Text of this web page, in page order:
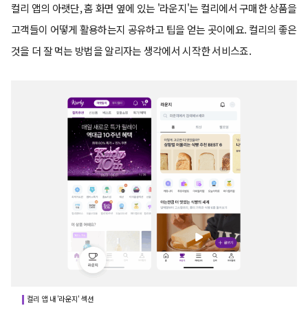
컬리 앱의 아랫단, 홈 화면 옆에 있는 '라운지'는 컬리에서 구매한 상품을
고객들이 어떻게 활용하는지 공유하고 팁을 얻는 곳이에요. 컬리의 좋은
것을 더 잘 먹는 방법을 알리자는 생각에서 시작한 서비스죠.
컬리 앱 내 '라운지' 섹션